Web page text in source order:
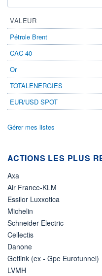
VOLUME
287
BAISSE
0,000
RENDEMENT
ÉLIGIBILITÉ
Non éligible
Boursobank
VALEUR
Pétrole Brent
CAC 40
Or
TOTALENERGIES
EUR/USD SPOT
Gérer mes listes
ACTIONS LES PLUS
Axa
Air France-KLM
Essilor Luxxotica
Michelin
Schneider Electric
Cellectis
Danone
Getlink (ex - Gpe Eurotunnel)
LVMH